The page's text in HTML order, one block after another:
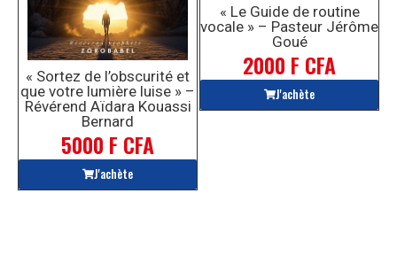
« Sortez de l’obscurité et
que votre lumière luise » –
Révérend Aïdara Kouassi
Bernard
5000 F CFA
J'achète
« Le Guide de routine
vocale » – Pasteur Jérôme
Goué
2000 F CFA
J'achète